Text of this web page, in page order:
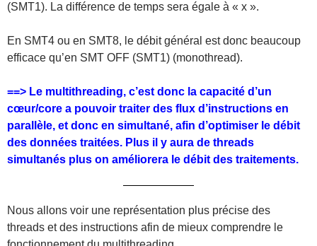
(SMT1). La différence de temps sera égale à « x ».
En SMT4 ou en SMT8, le débit général est donc beaucoup
efficace qu’en SMT OFF (SMT1) (monothread).
==> Le multithreading, c’est donc la capacité d’un
cœur/core a pouvoir traiter des flux d’instructions en
parallèle, et donc en simultané, afin d’optimiser le débit
des données traitées. Plus il y aura de threads
simultanés plus on améliorera le débit des traitements.
Nous allons voir une représentation plus précise des
threads et des instructions afin de mieux comprendre le